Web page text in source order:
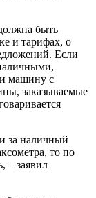
быть
и тарифах, о
Если
машину с
заказываемые
за наличный
то по
– заявил